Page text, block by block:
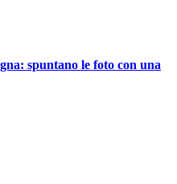
spuntano le foto con una